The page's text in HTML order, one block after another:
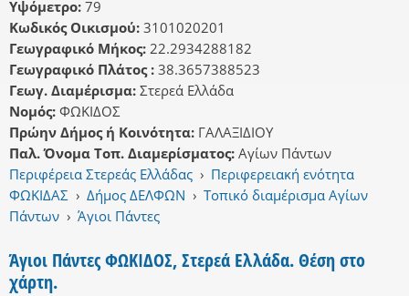
Υψόμετρο: 79
Κωδικός Οικισμού: 3101020201
Γεωγραφικό Μήκος: 22.2934288182
Γεωγραφικό Πλάτος : 38.3657388523
Γεωγ. Διαμέρισμα: Στερεά Ελλάδα
Νομός: ΦΩΚΙΔΟΣ
Πρώην Δήμος ή Κοινότητα: ΓΑΛΑΞΙΔΙΟΥ
Παλ. Όνομα Τοπ. Διαμερίσματος: Αγίων Πάντων
Περιφέρεια Στερεάς Ελλάδας › Περιφερειακή ενότητα
ΦΩΚΙΔΑΣ › Δήμος ΔΕΛΦΩΝ › Τοπικό διαμέρισμα Αγίων
Πάντων › Άγιοι Πάντες
Άγιοι Πάντες ΦΩΚΙΔΟΣ, Στερεά Ελλάδα. Θέση στο
χάρτη.